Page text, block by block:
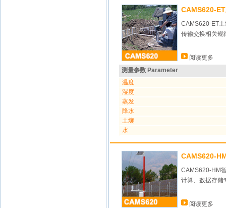
CAMS620-
CAMS620-ET
传输交换相关规
阅读更多
测量参数 Parameter
温度
湿度
蒸发
降水
土壤
水
CAMS620-
CAMS620-HM
计算、数据存储
阅读更多